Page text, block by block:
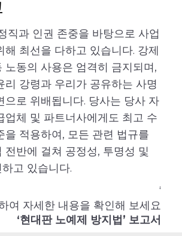
직과 인권 존중을 바탕으로 사업
해 최선을 다하고 있습니다. 강제
노동의 사용은 엄격히 금지되며,
리 강령과 우리가 공유하는 사명
으로 위배됩니다. 당사는 당사 자
업체 및 파트너사에게도 최고 수
을 적용하여, 모든 관련 법규를
전반에 걸쳐 공정성, 투명성 및
고 있습니다.
‘
여 자세한 내용을 확인해 보세요
‘현대판 노예제 방지법’ 보고서